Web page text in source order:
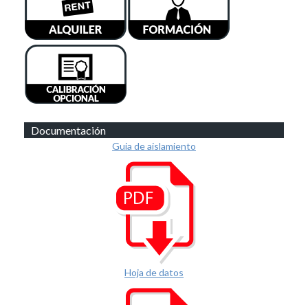
Documentación
Guia de aislamiento
Hoja de datos